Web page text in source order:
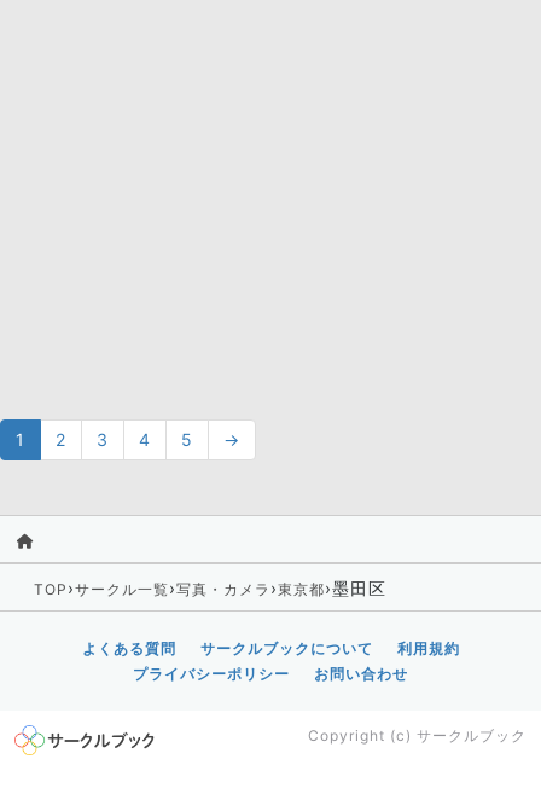
1 2 3 4 5 →
TOP ›サークル一覧›写真・カメラ ›東京都›墨田区
よくある質問 サークルブックについて
利用規約
プライバシーポリシー
お問い合わせ
Copyright (c) サークルブック